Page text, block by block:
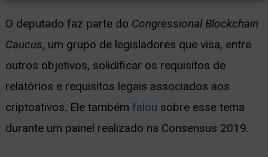
O deputado faz parte do Congressional Blockchain
Caucus, um grupo de legisladores que visa, entre
outros objetivos, solidificar os requisitos de
relatórios e requisitos legais associados aos
criptoativos. Ele também falou sobre esse tema
durante um painel realizado na Consensus 2019.